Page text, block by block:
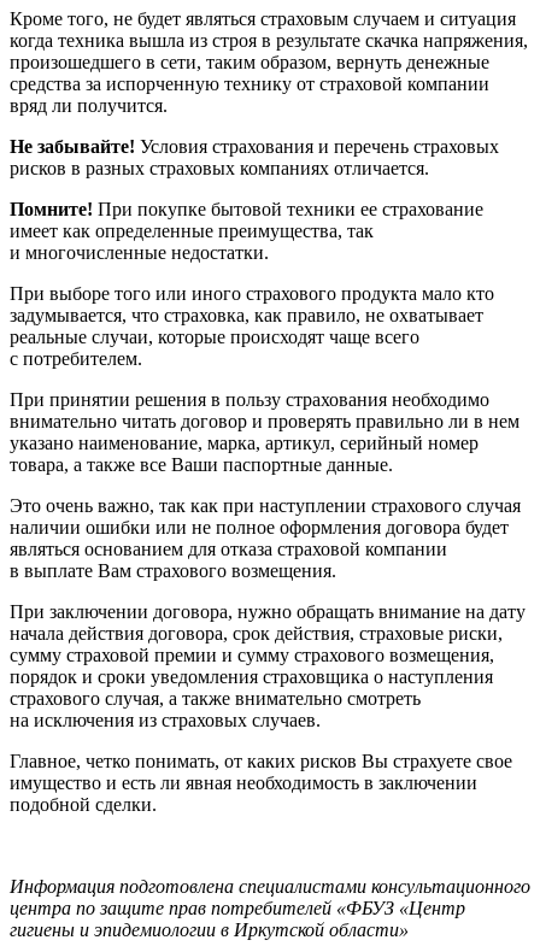
Кроме того, не будет являться страховым случаем и ситуация
когда техника вышла из строя в результате скачка напряжения,
произошедшего в сети, таким образом, вернуть денежные
средства за испорченную технику от страховой компании
вряд ли получится.
Не забывайте! Условия страхования и перечень страховых
рисков в разных страховых компаниях отличается.
Помните! При покупке бытовой техники ее страхование
имеет как определенные преимущества, так
и многочисленные недостатки.
При выборе того или иного страхового продукта мало кто
задумывается, что страховка, как правило, не охватывает
реальные случаи, которые происходят чаще всего
с потребителем.
При принятии решения в пользу страхования необходимо
внимательно читать договор и проверять правильно ли в нем
указано наименование, марка, артикул, серийный номер
товара, а также все Ваши паспортные данные.
Это очень важно, так как при наступлении страхового случая
наличии ошибки или не полное оформления договора будет
являться основанием для отказа страховой компании
в выплате Вам страхового возмещения.
При заключении договора, нужно обращать внимание на дату
начала действия договора, срок действия, страховые риски,
сумму страховой премии и сумму страхового возмещения,
порядок и сроки уведомления страховщика о наступления
страхового случая, а также внимательно смотреть
на исключения из страховых случаев.
Главное, четко понимать, от каких рисков Вы страхуете свое
имущество и есть ли явная необходимость в заключении
подобной сделки.
Информация подготовлена специалистами консультационного
центра по защите прав потребителей «ФБУЗ «Центр
гигиены и эпидемиологии в Иркутской области»